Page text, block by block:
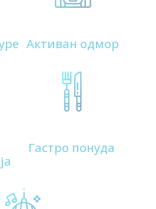
Активан одмор
Гастро понуда